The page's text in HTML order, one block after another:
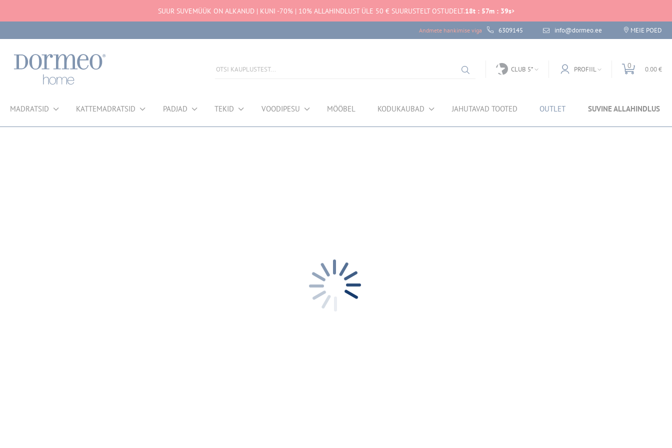
SUUR SUVEMÜÜK ON ALKANUD | KUNI -70% | 10% ALLAHINDLUST ÜLE 50 € SUURUSTELT OSTUDELT.18t : 57m : 39s
Andmete hankimise viga 6309145 info@dormeo.ee MEIE POED
CLUB 5* PROFIIL 0 0.00 €
MADRATSID KATTEMADRATSID PADJAD TEKID VOODIPESU MÖÖBEL KODUKAUBAD JAHUTAVAD TOOTED OUTLET SUVINE ALLAHINDLUS